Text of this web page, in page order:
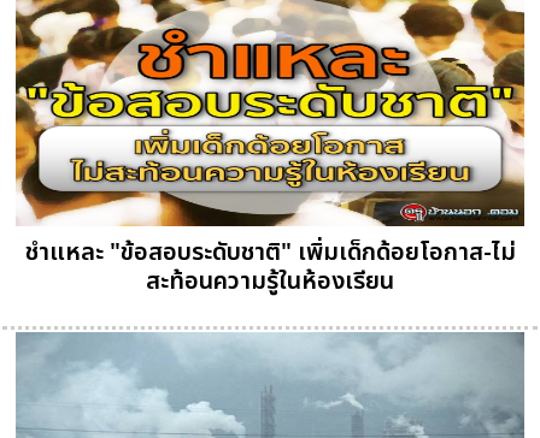
ชำแหละ "ข้อสอบระดับชาติ" เพิ่มเด็กด้อยโอกาส-ไม่
สะท้อนความรู้ในห้องเรียน